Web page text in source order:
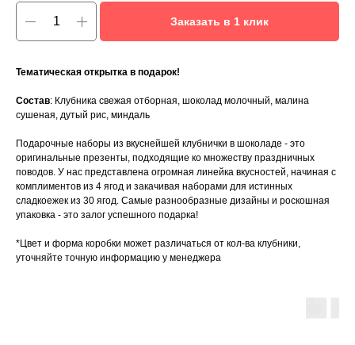
Заказать в 1 клик
Тематическая открытка в подарок!
Состав: Клубника свежая отборная, шоколад молочный, малина
сушеная, дутый рис, миндаль
Подарочные наборы из вкуснейшей клубнички в шоколаде - это
оригинальные презенты, подходящие ко множеству праздничных
поводов. У нас представлена огромная линейка вкусностей, начиная с
комплиментов из 4 ягод и закачивая наборами для истинных
сладкоежек из 30 ягод. Самые разнообразные дизайны и роскошная
упаковка - это залог успешного подарка!
*Цвет и форма коробки может различаться от кол-ва клубники,
уточняйте точную информацию у менеджера